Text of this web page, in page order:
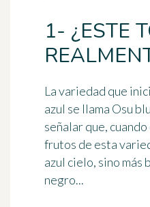
1- ¿ESTE
La variedad que
azul se llama Osu
señalar que,
frutos de esta
azul cielo, sino más
negro...